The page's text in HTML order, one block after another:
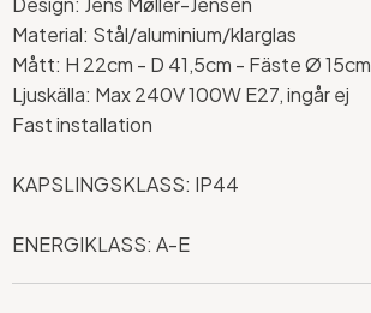
Material: Stål/aluminium/klarglas
Mått: H 22cm - D 41,5cm - Fäste Ø 15cm
Ljuskälla: Max 240V 100W E27, ingår ej
Fast installation
KAPSLINGSKLASS: IP44
ENERGIKLASS: A-E